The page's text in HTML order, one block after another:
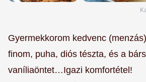
Gyermekkorom kedvenc
finom, puha, diós tészta, és a
vaníliaöntet…Igazi komfortétel!